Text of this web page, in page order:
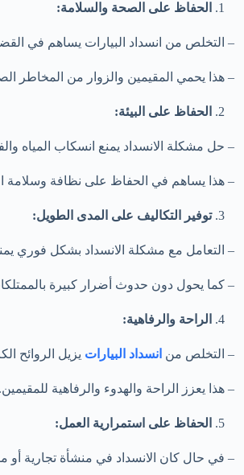
الحفاظ على الصحة والسلامة:
– التخلص من انسداد البيارات يساهم في
– هذا يحمي المقيمين والزوار من المخاطر
الحفاظ على البيئة:
– حل مشكلة الانسداد يمنع انسكاب المياه
– هذا يساهم في الحفاظ على نظافة وسلامة
توفير التكاليف على المدى الطويل:
– التعامل مع مشكلة الانسداد بشكل فوري
– كما يحول دون حدوث أضرار كبيرة
الراحة والرفاهية:
– التخلص من انسداد البيارات يزيل الروائح
– هذا يعزز الراحة والهدوء والرفاهية للمقيمين.
الحفاظ على استمرارية العمل:
– في حال كان الانسداد في منشأة تجارية أو